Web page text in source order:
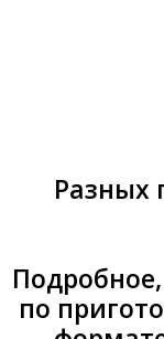
Разных
по